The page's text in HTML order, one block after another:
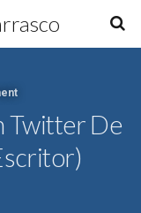
Twitter De